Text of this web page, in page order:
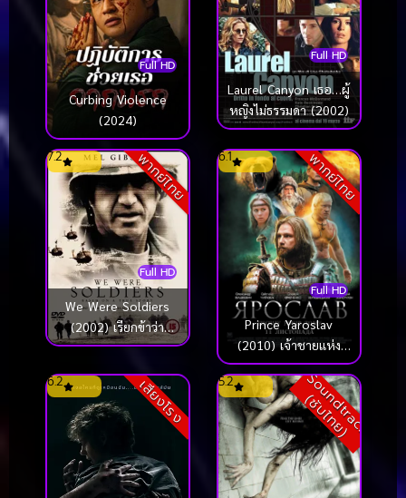
Full HD
Curbing Violence
(2024)
Full HD
Laurel Canyon เธอ…ผู้
หญิงไม่ธรรมดา (2002)
พากย์ไทย
Full HD
7.2
We Were Soldiers
(2002) เรียกข้าว่า
วีรบุรุษ
พากย์ไทย
Full HD
6.1
Prince Yaroslav
(2010) เจ้าชายแห่ง
รัสเซีย มหาสงครามยึด
เมือง
เสียงโรง
6.2 S
o
u
n
d
t
r
a
c
k
(
ซั
บ
ไ
ท
ย
)
5.2